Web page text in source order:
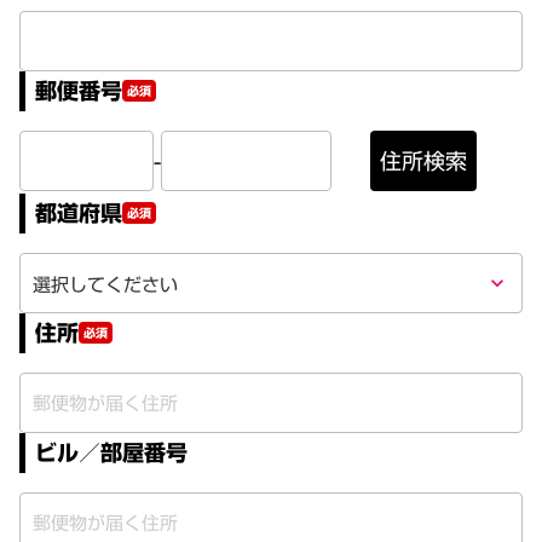
郵便番号 必須
-
住所検索
都道府県 必須
keyboard_arrow_down
住所 必須
ビル／部屋番号